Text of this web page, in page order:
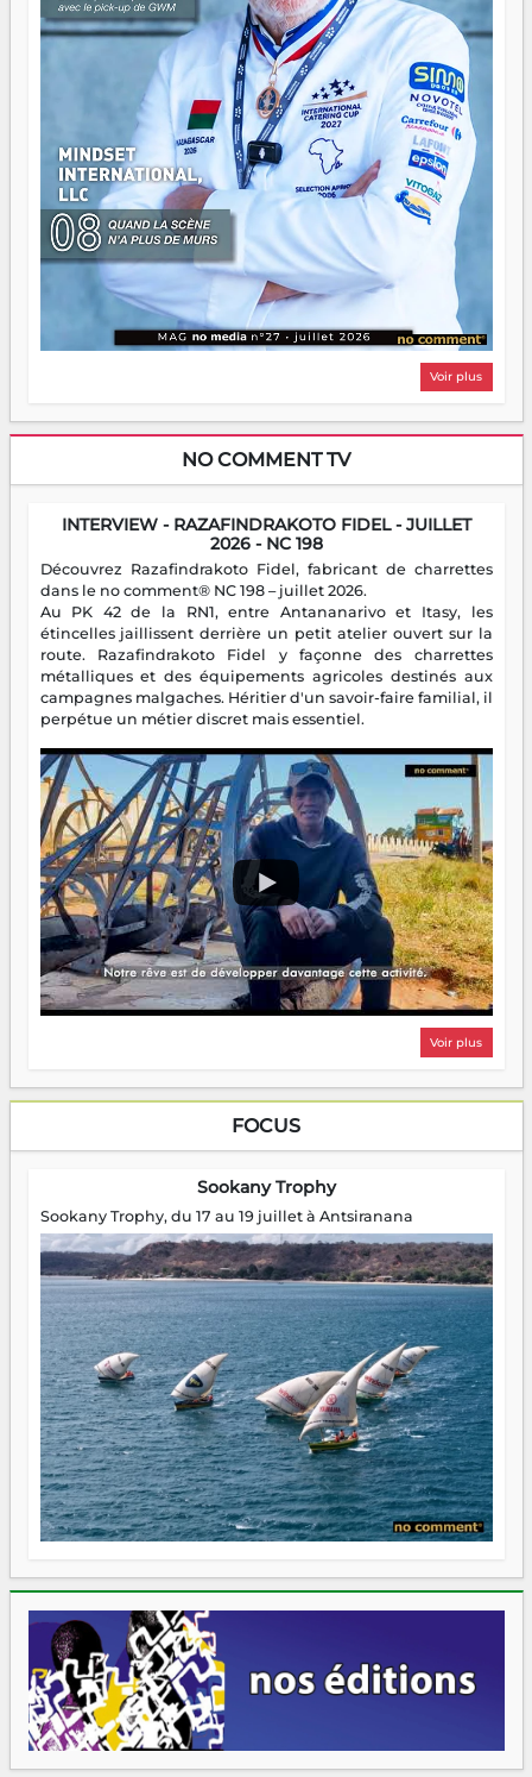
Voir plus
NO COMMENT TV
INTERVIEW - RAZAFINDRAKOTO FIDEL - JUILLET
2026 - NC 198
Découvrez Razafindrakoto Fidel, fabricant de charrettes
dans le no comment® NC 198 – juillet 2026.
Au PK 42 de la RN1, entre Antananarivo et Itasy, les
étincelles jaillissent derrière un petit atelier ouvert sur la
route. Razafindrakoto Fidel y façonne des charrettes
métalliques et des équipements agricoles destinés aux
campagnes malgaches. Héritier d'un savoir-faire familial, il
perpétue un métier discret mais essentiel.
Voir plus
FOCUS
Sookany Trophy
Sookany Trophy, du 17 au 19 juillet à Antsiranana